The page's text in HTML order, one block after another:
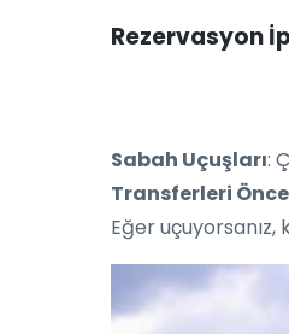
Rezervasyon
Sabah Uçuşları:
Transferleri
Eğer